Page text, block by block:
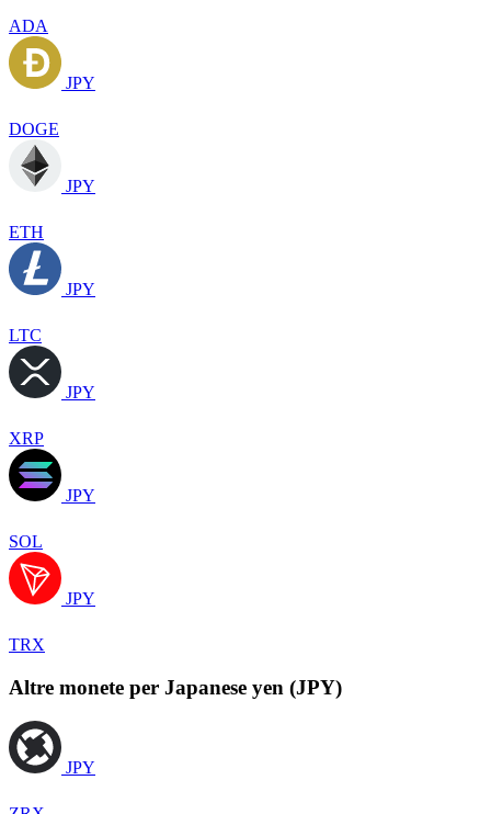
ADA
JPY
DOGE
JPY
ETH
JPY
LTC
JPY
XRP
JPY
SOL
JPY
TRX
Altre monete per Japanese yen (JPY)
JPY